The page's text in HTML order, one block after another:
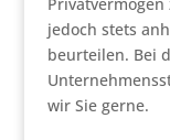
jedoch stets
beurteilen. Bei
wir Sie gerne.